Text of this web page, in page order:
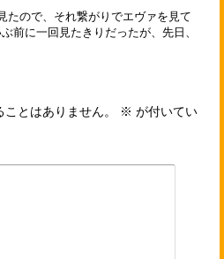
たので、それ繋がりでエヴァを見て
前に一回見たきりだったが、先日、
とはありません。 ※ が付いてい